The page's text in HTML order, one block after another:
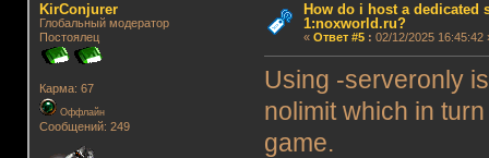
KirConjurer
Глобальный модератор
Постоялец
Карма: 67
Оффлайн
Сообщений: 249
How do i host a dedicated
1:noxworld.ru?
« Ответ #5: 02/12/2025 16:45:42
Using -serveronly
nolimit which in
game.